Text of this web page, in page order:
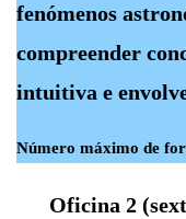
fenómenos
compreender
intuitiva e
Número máximo de
Oficina 2